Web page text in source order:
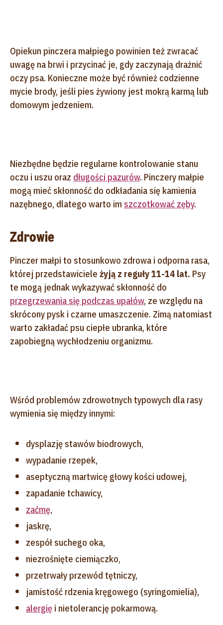
Opiekun pinczera małpiego powinien też zwracać
uwagę na brwi i przycinać je, gdy zaczynają drażnić
oczy psa. Konieczne może być również codzienne
mycie brody, jeśli pies żywiony jest mokrą karmą lub
domowym jedzeniem.
Niezbędne będzie regularne kontrolowanie stanu
oczu i uszu oraz długości pazurów. Pinczery małpie
mogą mieć skłonność do odkładania się kamienia
nazębnego, dlatego warto im szczotkować zęby.
Zdrowie
Pinczer małpi to stosunkowo zdrowa i odporna rasa,
której przedstawiciele żyją z reguły 11-14 lat. Psy
te mogą jednak wykazywać skłonność do
przegrzewania się podczas upałów, ze względu na
skrócony pysk i czarne umaszczenie. Zimą natomiast
warto zakładać psu ciepłe ubranka, które
zapobiegną wychłodzeniu organizmu.
Wśród problemów zdrowotnych typowych dla rasy
wymienia się między innymi:
dysplazję stawów biodrowych,
wypadanie rzepek,
aseptyczną martwicę głowy kości udowej,
zapadanie tchawicy,
zaćmę,
jaskrę,
zespół suchego oka,
niezrośnięte ciemiączko,
przetrwały przewód tętniczy,
jamistość rdzenia kręgowego (syringomielia),
alergię i nietolerancję pokarmową.